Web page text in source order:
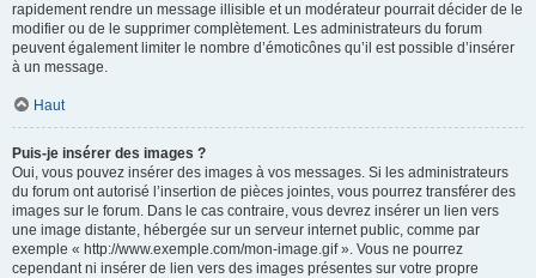
rapidement rendre un message illisible et un modérateur pourrait décider de le
modifier ou de le supprimer complètement. Les administrateurs du forum
peuvent également limiter le nombre d’émoticônes qu’il est possible d’insérer
à un message.
Haut
Puis-je insérer des images ?
Oui, vous pouvez insérer des images à vos messages. Si les administrateurs
du forum ont autorisé l’insertion de pièces jointes, vous pourrez transférer des
images sur le forum. Dans le cas contraire, vous devrez insérer un lien vers
une image distante, hébergée sur un serveur internet public, comme par
exemple « http://www.exemple.com/mon-image.gif ». Vous ne pourrez
cependant ni insérer de lien vers des images présentes sur votre propre